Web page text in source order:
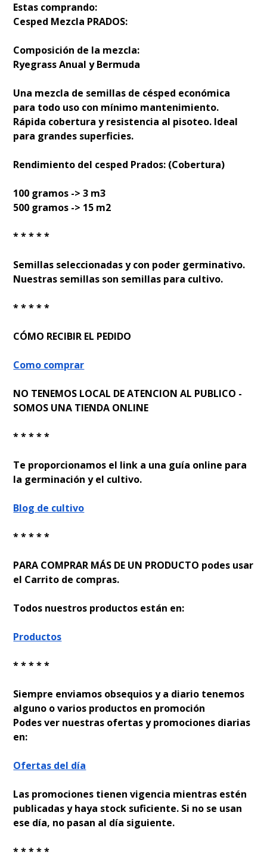
Estas comprando:
Cesped Mezcla PRADOS:
Composición de la mezcla:
Ryegrass Anual y Bermuda
Una mezcla de semillas de césped económica
para todo uso con mínimo mantenimiento.
Rápida cobertura y resistencia al pisoteo. Ideal
para grandes superficies.
Rendimiento del cesped Prados: (Cobertura)
100 gramos -> 3 m3
500 gramos -> 15 m2
* * * * *
Semillas seleccionadas y con poder germinativo.
Nuestras semillas son semillas para cultivo.
* * * * *
CÓMO RECIBIR EL PEDIDO
Como comprar
NO TENEMOS LOCAL DE ATENCION AL PUBLICO -
SOMOS UNA TIENDA ONLINE
* * * * *
Te proporcionamos el link a una guía online para
la germinación y el cultivo.
Blog de cultivo
* * * * *
PARA COMPRAR MÁS DE UN PRODUCTO podes usar
el Carrito de compras.
Todos nuestros productos están en:
Productos
* * * * *
Siempre enviamos obsequios y a diario tenemos
alguno o varios productos en promoción
Podes ver nuestras ofertas y promociones diarias
en:
Ofertas del día
Las promociones tienen vigencia mientras estén
publicadas y haya stock suficiente. Si no se usan
ese día, no pasan al día siguiente.
* * * * *